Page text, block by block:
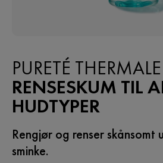
PURETÉ THERMALE
RENSESKUM TIL
HUDTYPER
Rengjør og renser skånsomt
sminke.